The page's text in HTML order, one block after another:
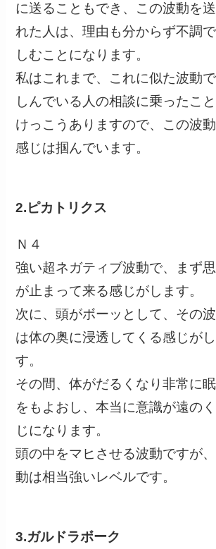
に送ることもでき、この波動を
れた人は、理由も分からず不調
しむことになります。
私はこれまで、これに似た波動
しんでいる人の相談に乗ったこ
けっこうありますので、この波
感じは掴んでいます。
2.ピカトリクス
Ｎ４
強い超ネガティブ波動で、まず
が止まって来る感じがします。
次に、頭がボーッとして、その
は体の奥に浸透してくる感じがし
す。
その間、体がだるくなり非常に
をもよおし、本当に意識が遠の
じになります。
頭の中をマヒさせる波動ですが
動は相当強いレベルです。
3.ガルドラボーク